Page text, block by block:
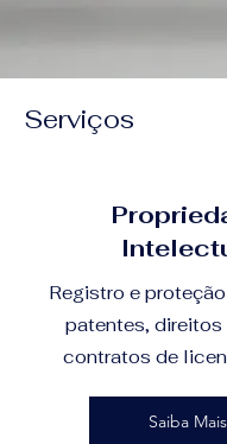
Serviços
Registro e
patentes, direitos
contratos de
Saiba Mais